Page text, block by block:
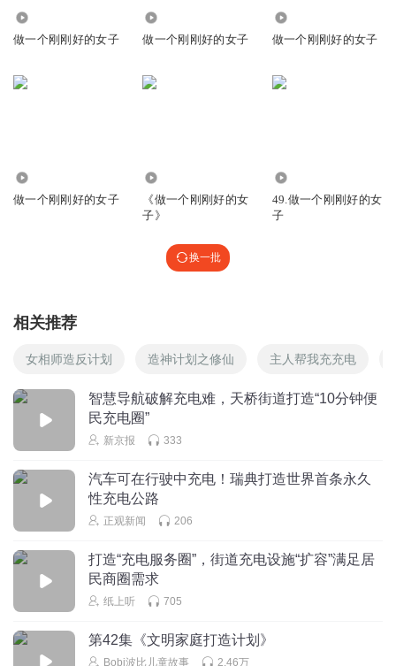
做一个刚刚好的女子 做一个刚刚好的女子 做一个刚刚好的女子
做一个刚刚好的女子
《做一个刚刚好的女
子》
49.做一个刚刚好的女
子
换一批
相关推荐
女相师造反计划 造神计划之修仙 主人帮我充充电
智慧导航破解充电难，天桥街道打造“10分钟便
民充电圈”
新京报 333
汽车可在行驶中充电！瑞典打造世界首条永久
性充电公路
正观新闻 206
打造“充电服务圈”，街道充电设施“扩容”满足居
民商圈需求
纸上听 705
第42集《文明家庭打造计划》
Bobi波比儿童故事 2.46万